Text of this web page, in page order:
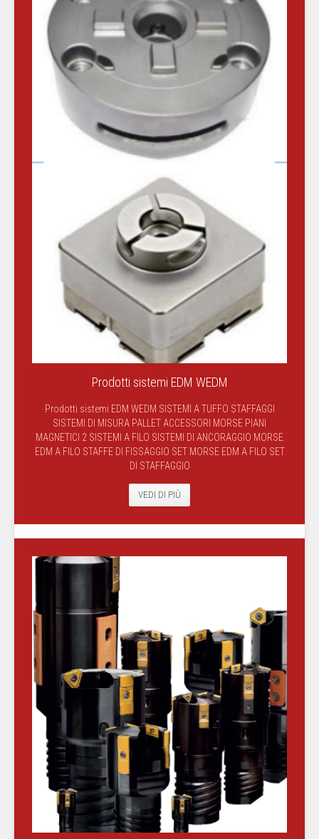
Prodotti sistemi EDM WEDM
Prodotti sistemi EDM WEDM SISTEMI A TUFFO STAFFAGGI
SISTEMI DI MISURA PALLET ACCESSORI MORSE PIANI
MAGNETICI 2 SISTEMI A FILO SISTEMI DI ANCORAGGIO MORSE
EDM A FILO STAFFE DI FISSAGGIO SET MORSE EDM A FILO SET
DI STAFFAGGIO
VEDI DI PIÙ